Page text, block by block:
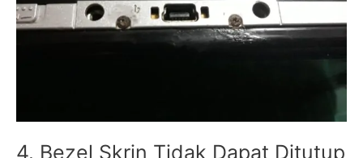
4. Bezel Skrin Tidak Dapat Ditutup